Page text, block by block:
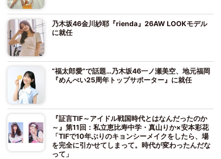
乃木坂46金川紗耶『rienda』26AW LOOKモデル
に就任
“福太郎愛”で話題…乃木坂46一ノ瀬美空、地元福岡
『めんべい25周年トップサポーター』に就任
『証言TIF～アイドル戦国時代とはなんだったのか
～』第11回：私立恵比寿中学・真山りか×安本彩花
「TIFで10年ぶりのキョンシーメイクをしたら、場
を完全に引かせてしまって。時代が変わったんだな
って」